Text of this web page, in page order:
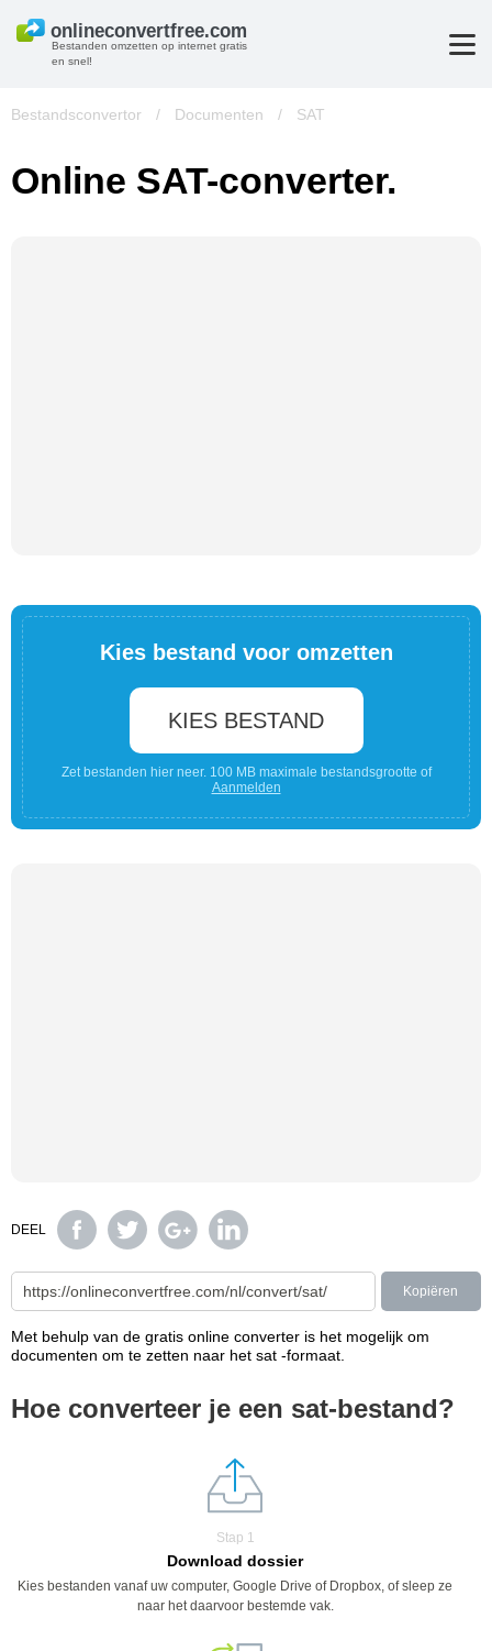
Bestanden omzetten op internet gratis
en snel!
Bestandsconvertor / Documenten / SAT
Online SAT-converter.
Kies bestand voor omzetten
KIES BESTAND
Zet bestanden hier neer. 100 MB maximale bestandsgrootte of
Aanmelden
DEEL
Kopiëren
Met behulp van de gratis online converter is het mogelijk om
documenten om te zetten naar het sat -formaat.
Hoe converteer je een sat-bestand?
Stap 1
Download dossier
Kies bestanden vanaf uw computer, Google Drive of Dropbox, of sleep ze
naar het daarvoor bestemde vak.